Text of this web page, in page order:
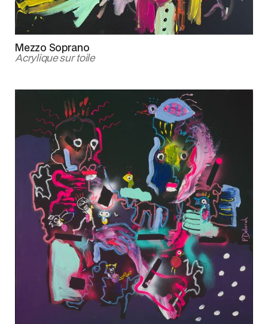
Mezzo Soprano
Acrylique sur toile